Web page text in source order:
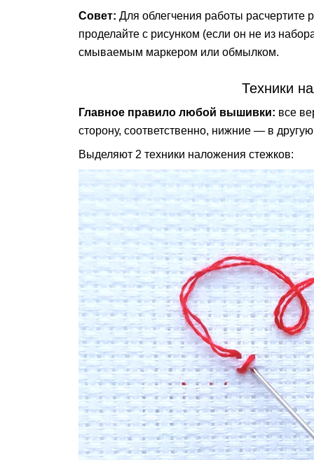
Совет: Для облегчения работы расчертите
проделайте с рисунком (если он не из
смываемым маркером или обмылком.
Техники
Главное правило любой вышивки: все
сторону, соответственно, нижние — в
Выделяют 2 техники наложения стежков: